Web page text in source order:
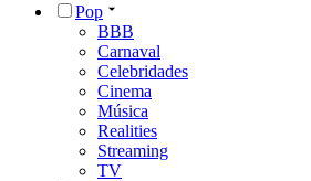
Pop
BBB
Carnaval
Celebridades
Cinema
Música
Realities
Streaming
TV